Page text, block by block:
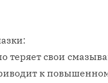
теряет свои
к